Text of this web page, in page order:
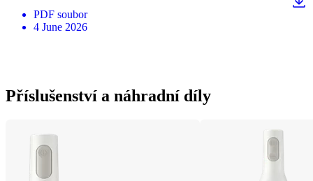
PDF soubor
4 June 2026
Příslušenství a náhradní díly